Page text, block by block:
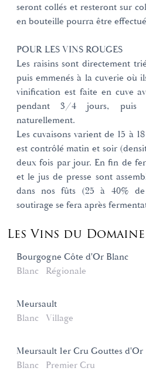
seront collés et resteront sur
en bouteille pourra être
POUR LES VINS ROUGES
Les raisins sont directement
puis emmenés à la cuverie où
vinification est faite en cuve
pendant 3/4 jours, puis
naturellement.
Les cuvaisons varient de 15 à
est contrôlé matin et soir
deux fois par jour. En fin de
et le jus de presse sont
dans nos fûts (25 à 40%
soutirage se fera après
Les Vins du Domaine
Bourgogne Côte d'Or Blanc
Blanc
Régionale
Meursault
Blanc
Village
Meursault 1er Cru Gouttes d'Or
Blanc
Premier Cru